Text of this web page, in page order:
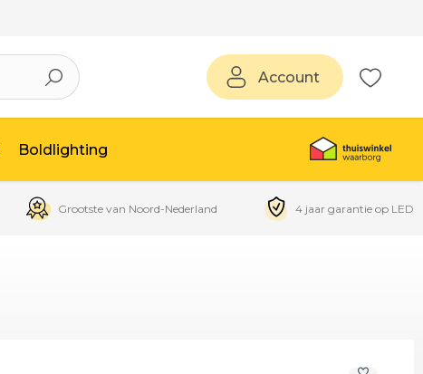
Account
Boldlighting
Grootste van Noord-Nederland 4 jaar garantie op LED